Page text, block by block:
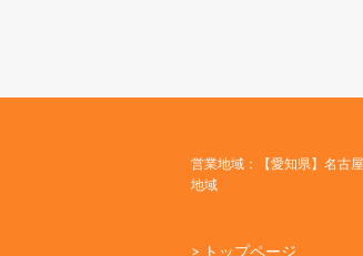
営業地域：【愛知県】名古
地域
> トップページ